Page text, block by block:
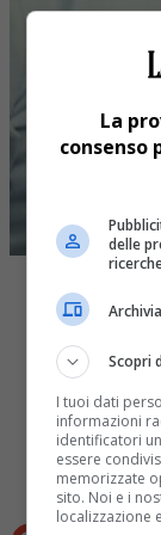
Share
Tweet
La
delle
Scopri
I tuoi dati
informazioni
identificatori
essere
memorizzate
sito. Noi e i
localizzazione